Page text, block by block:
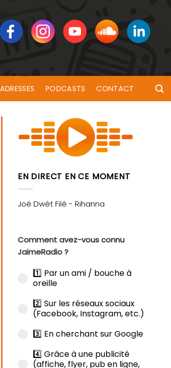
PODCASTS CONTACT
EN DIRECT EN CE MOMENT
Comment avez-vous connu
JaimeRadio ?
1️⃣ Par un ami / bouche à
oreille
2️⃣ Sur les réseaux sociaux
(Facebook, Instagram, etc.)
3️⃣ En cherchant sur Google
4️⃣ Grâce à une publicité
(affiche, flyer, pub en ligne,